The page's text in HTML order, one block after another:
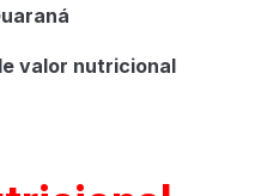
valor nutricional